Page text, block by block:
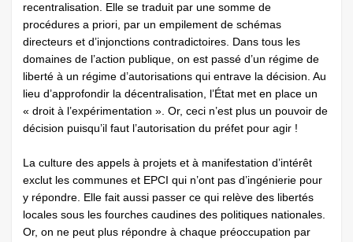
recentralisation. Elle se traduit par une somme de
procédures a priori, par un empilement de schémas
directeurs et d’injonctions contradictoires. Dans tous les
domaines de l’action publique, on est passé d’un régime de
liberté à un régime d’autorisations qui entrave la décision. Au
lieu d’approfondir la décentralisation, l’État met en place un
« droit à l’expérimentation ». Or, ceci n’est plus un pouvoir de
décision puisqu’il faut l’autorisation du préfet pour agir !
La culture des appels à projets et à manifestation d’intérêt
exclut les communes et EPCI qui n’ont pas d’ingénierie pour
y répondre. Elle fait aussi passer ce qui relève des libertés
locales sous les fourches caudines des politiques nationales.
Or, on ne peut plus répondre à chaque préoccupation par